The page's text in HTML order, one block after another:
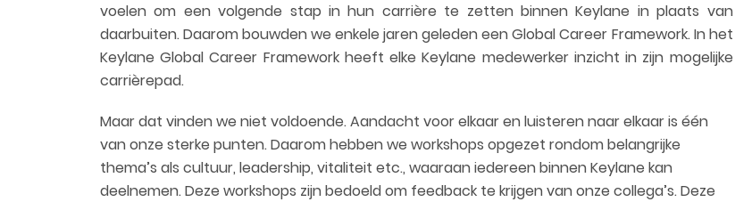
voelen om een volgende stap in hun carrière te zetten binnen Keylane in plaats van
daarbuiten. Daarom bouwden we enkele jaren geleden een Global Career Framework. In het
Keylane Global Career Framework heeft elke Keylane medewerker inzicht in zijn mogelijke
carrièrepad.
Maar dat vinden we niet voldoende. Aandacht voor elkaar en luisteren naar elkaar is één
van onze sterke punten. Daarom hebben we workshops opgezet rondom belangrijke
thema’s als cultuur, leadership, vitaliteit etc., waaraan iedereen binnen Keylane kan
deelnemen. Deze workshops zijn bedoeld om feedback te krijgen van onze collega’s. Deze